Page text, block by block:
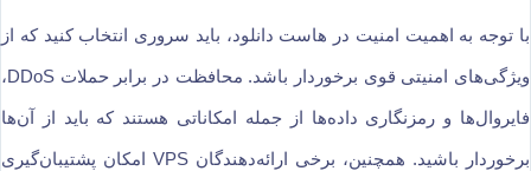
با توجه به اهمیت امنیت در هاست دانلود، باید سروری انتخاب کنید که از
ویژگی‌های امنیتی قوی برخوردار باشد. محافظت در برابر حملات DDoS،
فایروال‌ها و رمزنگاری داده‌ها از جمله امکاناتی هستند که باید از آن‌ها
برخوردار باشید. همچنین، برخی ارائه‌دهندگان VPS امکان پشتیبان‌گیری